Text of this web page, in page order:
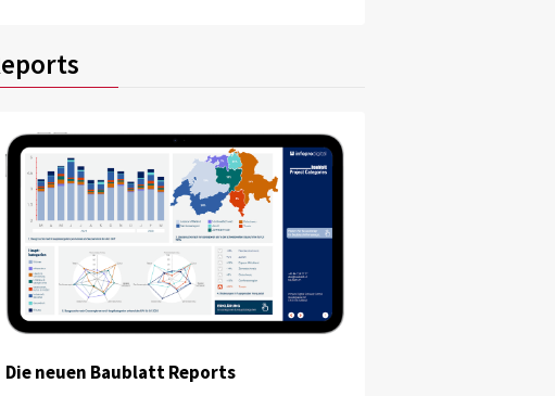
Die neuen Baublatt Reports